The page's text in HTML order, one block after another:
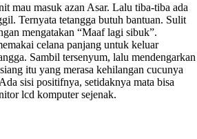
mau masuk azan Asar. Lalu tiba-tiba ada
Ternyata tetangga butuh bantuan. Sulit
mengatakan “Maaf lagi sibuk”.
celana panjang untuk keluar
Sambil tersenyum, lalu mendengarkan
itu yang merasa kehilangan cucunya
sisi positifnya, setidaknya mata bisa
lcd komputer sejenak.